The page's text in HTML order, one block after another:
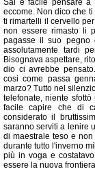
Sai è facile pensare a
eccome. Non dico che
ti rimartelli il cervello
non essere rimasto li
pagasse il suo pegno
assolutamente tardi
Bisognava aspettare,
dio ci avrebbe
cosi come passa
marzo? Tutto nel
telefonate, niente
facile capire che di
considerato il
saranno serviti a lenire
di maestrale teso e
durante tutto l'inverno
più in voga e
essere la nuova